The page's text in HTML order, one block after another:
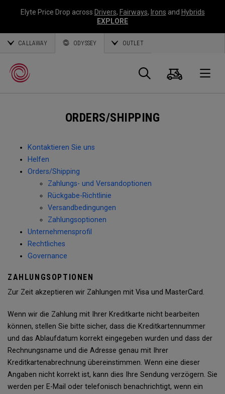
Elyte Price Drop across Drivers, Fairways, Irons and Hybrids
EXPLORE
CALLAWAY ODYSSEY OUTLET
Suche
ORDERS/SHIPPING
Kontaktieren Sie uns
Helfen
Orders/Shipping
Zahlungs- und Versandoptionen
Rückgabe-Richtlinie
Versandbedingungen
Zahlungsoptionen
Unternehmensprofil
Rechtliches
Governance
ZAHLUNGSOPTIONEN
Zur Zeit akzeptieren wir Zahlungen mit Visa und MasterCard.
Wenn wir die Zahlung mit Ihrer Kreditkarte nicht bearbeiten
können, stellen Sie bitte sicher, dass die Kreditkartennummer
und das Ablaufdatum korrekt eingegeben wurden und dass der
Rechnungsname und die Adresse genau mit Ihrer
Kreditkartenabrechnung übereinstimmen. Wenn eine dieser
Angaben nicht korrekt ist, kann dies Ihre Sendung verzögern. Sie
werden per E-Mail oder telefonisch benachrichtigt, wenn ein